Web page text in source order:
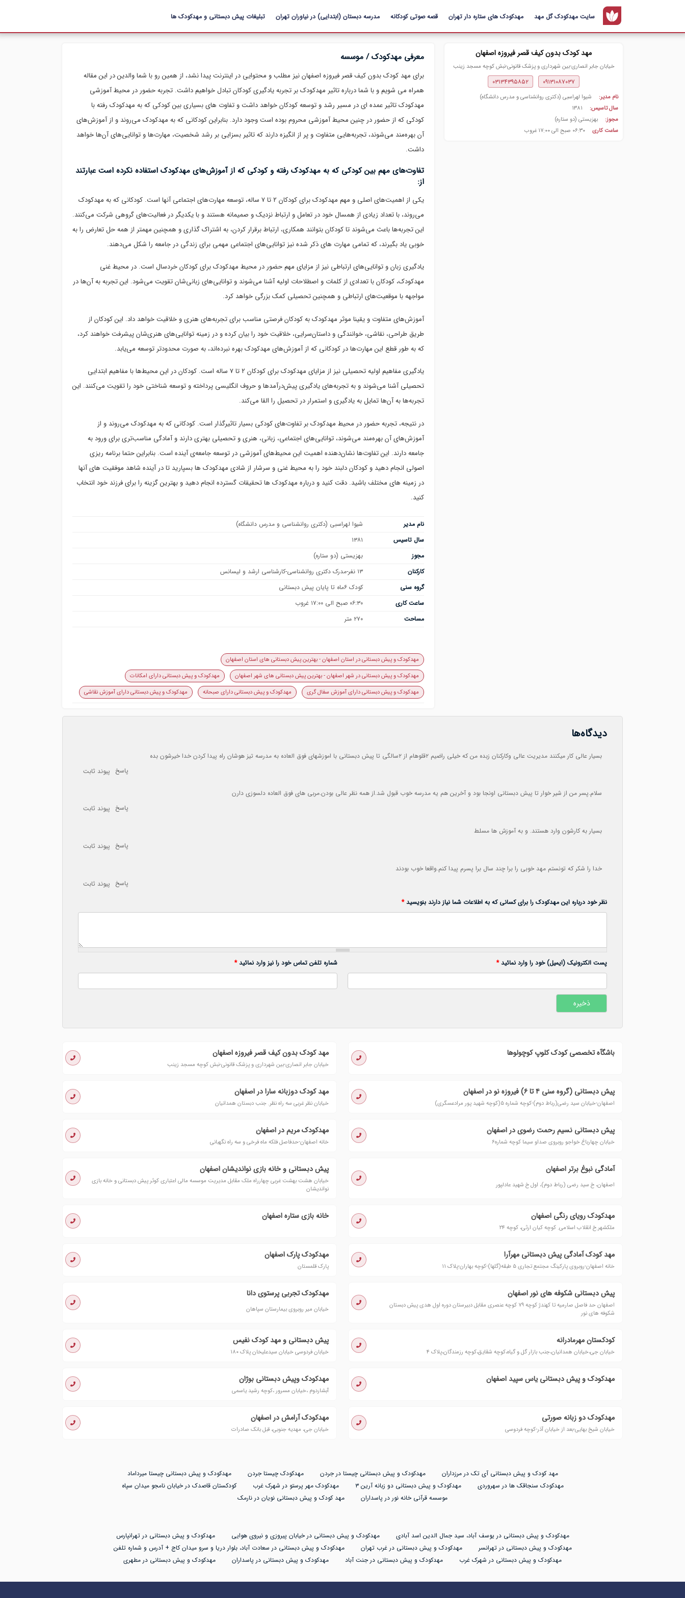
محتوای
سایت مهدکودک گل مهد مهدکودک های ستاره دار تهران قصه صوتی کودکانه مدرسه دبستان (ابتدایی) در نیاوران تهران تبلیغات پیش دبستانی و مهدکودک ها
مهد کودک بدون کیف قصر فیروزه اصفهان
خیابان جابر انصاری-بین شهرداری و پزشک قانونی-نبش کوچه مسجد زینب
۰۹۱۳۱۰۸۷۰۳۷ ۰۳۱۳۴۳۹۵۸۵۲
نام مدیر:
شیوا لهراسبی (دکتری روانشناسی و مدرس دانشگاه)
سال تاسیس:
۱۳۸۱
مجوز:
بهزیستی (دو ستاره)
ساعت کاری
۰۶:۳۰ صبح الی ۱۷:۰۰ غروب
معرفی مهدکودک / موسسه
برای مهد کودک بدون کیف قصر فیروزه اصفهان نیز مطلب و محتوایی در اینترنت پیدا نشد، از همین رو با شما والدین در این مقاله
همراه می شویم و با شما درباره تاثیر مهدکودک بر تجربه یادگیری کودکان تبادل خواهیم داشت. تجربه حضور در محیط آموزشی
مهدکودک تاثیر عمده ای در مسیر رشد و توسعه کودکان خواهد داشت و تفاوت های بسیاری بین کودکی که به مهدکودک رفته با
کودکی که از حضور در چنین محیط آموزشی محروم بوده است وجود دارد. بنابراین کودکانی که به مهدکودک می‌روند و از آموزش‌های
آن بهره‌مند می‌شوند، تجربه‌هایی متفاوت و پر از انگیزه دارند که تاثیر بسزایی بر رشد شخصیت، مهارت‌ها و توانایی‌های آن‌ها خواهد
داشت.
تفاوت‌های مهم بین کودکی که به مهدکودک رفته و کودکی که از آموزش‌های مهدکودک استفاده نکرده است عبارتند
از:
یکی از اهمیت‌های اصلی و مهم مهدکودک برای کودکان ۲ تا ۷ ساله، توسعه مهارت‌های اجتماعی آنها است. کودکانی که به مهدکودک
می‌روند، با تعداد زیادی از همسال خود در تعامل و ارتباط نزدیک و صمیمانه هستند و با یکدیگر در فعالیت‌های گروهی شرکت می‌کنند.
این تجربه‌ها باعث می‌شوند تا کودکان بتوانند همکاری، ارتباط برقرار کردن، به اشتراک گذاری و همچنین مهمتر از همه حل تعارض را به
خوبی یاد بگیرند، که تمامی مهارت های ذکر شده نیز توانایی‌های اجتماعی مهمی برای زندگی در جامعه را شکل می‌دهند.
یادگیری زبان و توانایی‌های ارتباطی نیز از مزایای مهم حضور در محیط مهدکودک برای کودکان خردسال است. در محیط غنی
مهدکودک، کودکان با تعدادی از کلمات و اصطلاحات اولیه آشنا می‌شوند و توانایی‌های زبانی‌شان تقویت می‌شود. این تجربه به آن‌ها در
مواجهه با موقعیت‌های ارتباطی و همچنین تحصیلی کمک بزرگی خواهد کرد.
آموزش‌های متفاوت و یقینا موثر مهدکودک به کودکان فرصتی مناسب برای تجربه‌های هنری و خلاقیت خواهد داد. این کودکان از
طریق طراحی، نقاشی، خوانندگی و داستان‌سرایی، خلاقیت خود را بیان کرده و در زمینه توانایی‌های هنری‌شان پیشرفت خواهند کرد،
که به طور قطع این مهارت‌ها در کودکانی که از آموزش‌های مهدکودک بهره نبرده‌اند، به صورت محدودتر توسعه می‌یابد.
یادگیری مفاهیم اولیه تحصیلی نیز از مزایای مهدکودک برای کودکان ۲ تا ۷ ساله است. کودکان در این محیط‌ها با مفاهیم ابتدایی
تحصیلی آشنا می‌شوند و به تجربه‌های یادگیری پیش‌درآمدها و حروف انگلیسی پرداخته و توسعه شناختی خود را تقویت می‌کنند. این
تجربه‌ها به آن‌ها تمایل به یادگیری و استمرار در تحصیل را القا می‌کند.
در نتیجه، تجربه حضور در محیط مهدکودک بر تفاوت‌های کودکی بسیار تاثیرگذار است. کودکانی که به مهدکودک می‌روند و از
آموزش‌های آن بهره‌مند می‌شوند، توانایی‌های اجتماعی، زبانی، هنری و تحصیلی بهتری دارند و آمادگی مناسب‌تری برای ورود به
جامعه دارند. این تفاوت‌ها نشان‌دهنده اهمیت این محیط‌های آموزشی در توسعه جامعه‌ی آینده است. بنابراین حتما برنامه ریزی
اصولی انجام دهید و کودکان دلبند خود را به محیط غنی و سرشار از شادی مهدکودک ها بسپارید تا در آینده شاهد موفقیت های آنها
در زمینه های مختلف باشید. دقت کنید و درباره مهدکودک ها تحقیقات گسترده انجام دهید و بهترین گزینه را برای فرزند خود انتخاب
کنید.
نام مدیر
شیوا لهراسبی (دکتری روانشناسی و مدرس دانشگاه)
سال تاسیس
۱۳۸۱
مجوز
بهزیستی (دو ستاره)
کارکنان
۱۳ نفر-مدرک دکتری روانشناسی-کارشناسی ارشد و لیسانس
گروه سنی
کودک ۶ماه تا پایان پیش دبستانی
ساعت کاری
۰۶:۳۰ صبح الی ۱۷:۰۰ غروب
مساحت
۲۷۰ متر
مهدکودک و پیش دبستانی در استان اصفهان - بهترین پیش دبستانی های استان اصفهان
مهدکودک و پیش دبستانی در شهر اصفهان - بهترین پیش دبستانی های شهر اصفهان
مهدکودک و پیش دبستانی دارای امکانات
مهدکودک و پیش دبستانی دارای آموزش سفال گری
مهدکودک و پیش دبستانی دارای صبحانه مهدکودک و پیش دبستانی دارای آموزش نقاشی
دیدگاه‌ها
بسیار عالی کار میکنند مدیریت عالی وکارکنان زبده من که خیلی راضیم ۲قلوهام از ۲سالگی تا پیش دبستانی با اموزشهای فوق العاده به مدرسه تیز هوشان راه پیدا کردن خدا خیرشون بده
پیوند ثابت
پاسخ
سلام.پسر من از شیر خوار تا پیش دبستانی اونجا بود و آخرین هم یه مدرسه خوب قبول شد.از همه نظر عالی بودن.مربی های فوق العاده دلسوزی دارن
پیوند ثابت
پاسخ
بسیار به کارشون وارد هستند. و به آموزش ها مسلط
پیوند ثابت
پاسخ
خدا را شکر که تونستم مهد خوبی را برا چند سال برا پسرم پیدا کنم.واقعا خوب بودند
پیوند ثابت
پاسخ
نظر خود درباره این مهدکودک را برای کسانی که به اطلاعات شما نیاز دارند بنویسید*
پست الکترونیک (ایمیل) خود را وارد نمائید* شماره تلفن تماس خود را نیز وارد نمائید*
باشگآه تخصصی کودک کلوپ کوچولوها مهد کودک بدون کیف قصر فیروزه اصفهان
خیابان جابر انصاری-بین شهرداری و پزشک قانونی-نبش کوچه مسجد زینب
پیش دبستانی (گروه سنی ۴ تا ۶) فیروزه نو در اصفهان
اصفهان-خیابان سید رضی(رباط دوم)-کوچه شماره ۵(کوچه شهید پور مرادعسگری)
مهد کودک دوزبانه سارا در اصفهان
خیابان نظر غربی سه راه نظر. جنب دبستان همدانیان
پیش دبستانی نسیم رحمت رضوی در اصفهان
خیابان چهارباغ خواجو روبروی صداو سیما کوچه شماره۶
مهدکودک مریم در اصفهان
خانه اصفهان-حدفاصل فلکه ماه فرخی و سه راه نگهبانی
آمادگی نبوغ برتر اصفهان
اصفهان، خ سید رضی (رباط دوم)، اول خ شهید عادلپور
پیش دبستانی و خانه بازی نواندیشان اصفهان
خیابان هشت بهشت غربی چهارراه ملک مقابل مدیریت موسسه مالی اعتباری کوثر پیش دبستانی و خانه بازی
نواندیشان
مهدکودک رویای رنگی اصفهان
ملکشهر.خ انقلاب اسلامی. کوچه کیان ارثی، کوچه ۲۴
خانه بازی ستاره اصفهان
مهد کودک آمادگی پیش دبستانی مهرآرا
خانه اصفهان-روبروی پارکینگ مجتمع تجاری ۵ طبقه(گلها)-کوچه بهاران-پلاک ۱۱
مهدکودک پارک اصفهان
پارک قلمستان
پیش دبستانی شکوفه های نور اصفهان
اصفهان حد فاصل صارمیه تا کهندژ کوچه ۷۹ کوچه عنصری مقابل دبیرستان دوره اول هدی پیش دبستان
شکوفه های نور
مهدکودک تجربی پرستوی دانا
خیابان میر روبروی بیمارستان سپاهان
کودکستان مهرمادرانه
خیابان جی،خیابان همدانیان،جنب بازار گل و گیاه،کوچه شقایق،کوچه رزمندگان،پلاک ۴
پیش دبستانی و مهد کودک نفیس
خیابان فردوسی خیابان سیدعلیخان پلاک ١٨٠
مهدکودک و پیش دبستانی یاس سپید اصفهان مهدکودک وپیش دبستانی بوژان
آبشاردوم ،خیابان مسرور ،کوچه رشید یاسمی
مهدکودک دو زبانه صورتی
خیابان شیخ بهایی-بعد از خیابان آذر-کوچه فردوسی
مهدکودک آرامش در اصفهان
خیابان جی، مهدیه جنوبی، قبل بانک صادرات
مهد کودک و پیش دبستانی آی تک در مرزداران مهدکودک و پیش دبستانی چیستا در جردن مهدکودک چیستا جردن
مهدکودک و پیش دبستانی چیستا میرداماد
مهدکودک سنجاقک ها در سهروردی
مهدکودک و پیش دبستانی دو زبانه آرین ۳ مهدکودک مهر پرستو در شهرک غرب
کودکستان قاصدک در خیابان نامجو میدان سپاه
موسسه قرآنی خانه نور در پاسداران
مهد کودک و پیش دبستانی نویان در نارمک
مهدکودک و پیش دبستانی در یوسف آباد، سید جمال الدین اسد آبادی مهدکودک و پیش دبستانی در خیابان پیروزی و نیروی هوایی
مهدکودک و پیش دبستانی در تهرانپارس
مهدکودک و پیش دبستانی در تهرانسر
مهدکودک و پیش دبستانی در غرب تهران
مهدکودک و پیش دبستانی در سعادت آباد، بلوار دریا و سرو میدان کاج + آدرس و شماره تلفن
مهدکودک و پیش دبستانی در شهرک غرب
مهدکودک و پیش دبستانی در جنت آباد مهدکودک و پیش دبستانی در پاسداران مهدکودک و پیش دبستانی در مطهری